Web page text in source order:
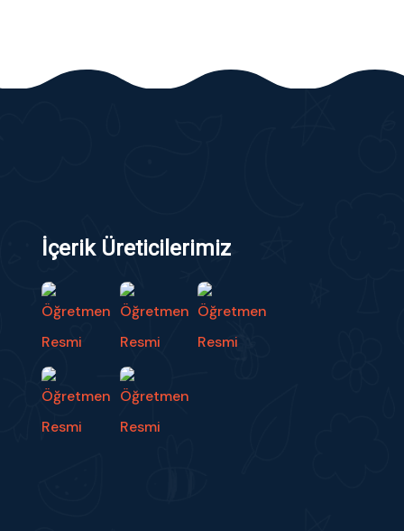
İçerik Üreticilerimiz